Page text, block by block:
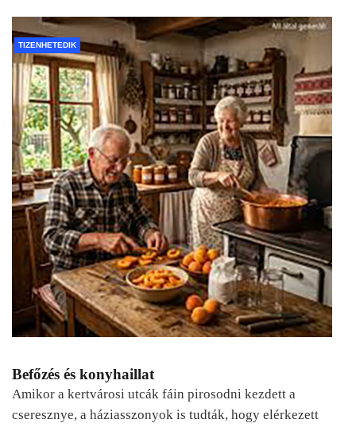
TIZENHETEDIK
Befőzés és konyhaillat
Amikor a kertvárosi utcák fáin pirosodni kezdett a
cseresznye, a háziasszonyok is tudták, hogy elérkezett